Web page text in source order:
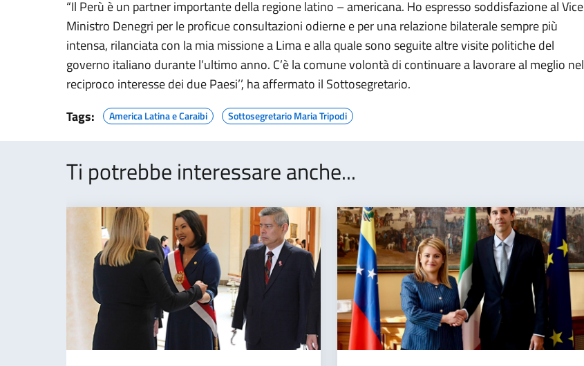
“Il Perù è un partner importante della regione latino – americana. Ho espresso soddisfazione al Vice
Ministro Denegri per le proficue consultazioni odierne e per una relazione bilaterale sempre più
intensa, rilanciata con la mia missione a Lima e alla quale sono seguite altre visite politiche del
governo italiano durante l’ultimo anno. C’è la comune volontà di continuare a lavorare al meglio nel
reciproco interesse dei due Paesi’’, ha affermato il Sottosegretario.
Tags:
America Latina e Caraibi Sottosegretario Maria Tripodi
Ti potrebbe interessare anche...